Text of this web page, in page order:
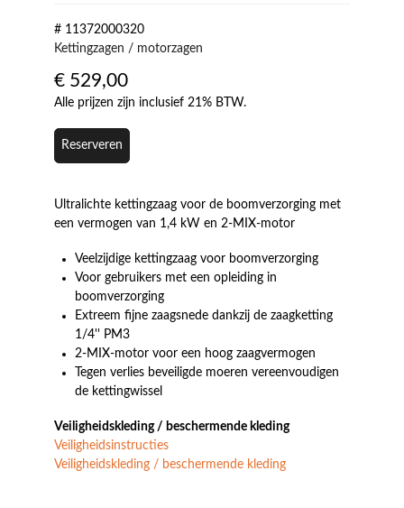
# 11372000320
Kettingzagen / motorzagen
€ 529,00
Alle prijzen zijn inclusief 21% BTW.
Reserveren
Ultralichte kettingzaag voor de boomverzorging met
een vermogen van 1,4 kW en 2-MIX-motor
Veelzijdige kettingzaag voor boomverzorging
Voor gebruikers met een opleiding in
boomverzorging
Extreem fijne zaagsnede dankzij de zaagketting
1/4'' PM3
2-MIX-motor voor een hoog zaagvermogen
Tegen verlies beveiligde moeren vereenvoudigen
de kettingwissel
Veiligheidskleding / beschermende kleding
Veiligheidsinstructies
Veiligheidskleding / beschermende kleding